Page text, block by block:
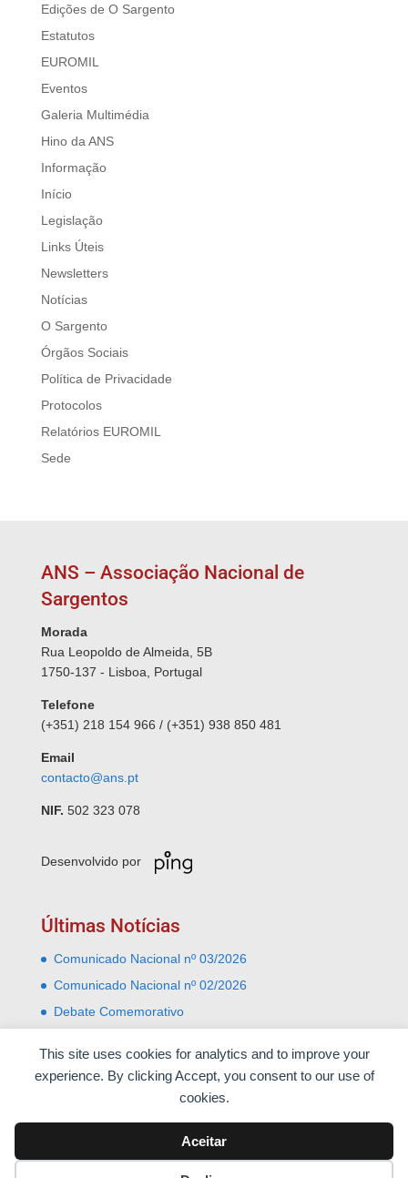
This site uses cookies for analytics and to improve your
experience. By clicking Accept, you consent to our use of
cookies.
Aceitar
Edições de O Sargento
Estatutos
EUROMIL
Eventos
Galeria Multimédia
Hino da ANS
Informação
Início
Legislação
Links Úteis
Newsletters
Notícias
O Sargento
Órgãos Sociais
Política de Privacidade
Protocolos
Relatórios EUROMIL
Sede
ANS – Associação Nacional de
Sargentos
Morada
Rua Leopoldo de Almeida, 5B
1750-137 - Lisboa, Portugal
Telefone
(+351) 218 154 966 / (+351) 938 850 481
Email
contacto@ans.pt
NIF. 502 323 078
Desenvolvido por
Últimas Notícias
Comunicado Nacional nº 03/2026
Comunicado Nacional nº 02/2026
Debate Comemorativo
Almoço comemorativo do 52º aniversário do 25 de
Abril